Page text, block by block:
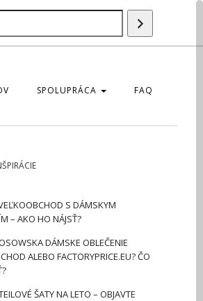
produktu
SPOLUPRÁCA FAQ
S DÁMSKYM
– AKO HO NÁJSŤ?
DÁMSKE OBLEČENIE
ALEBO FACTORYPRICE.EU? ČO
ŠATY NA LETO – OBJAVTE